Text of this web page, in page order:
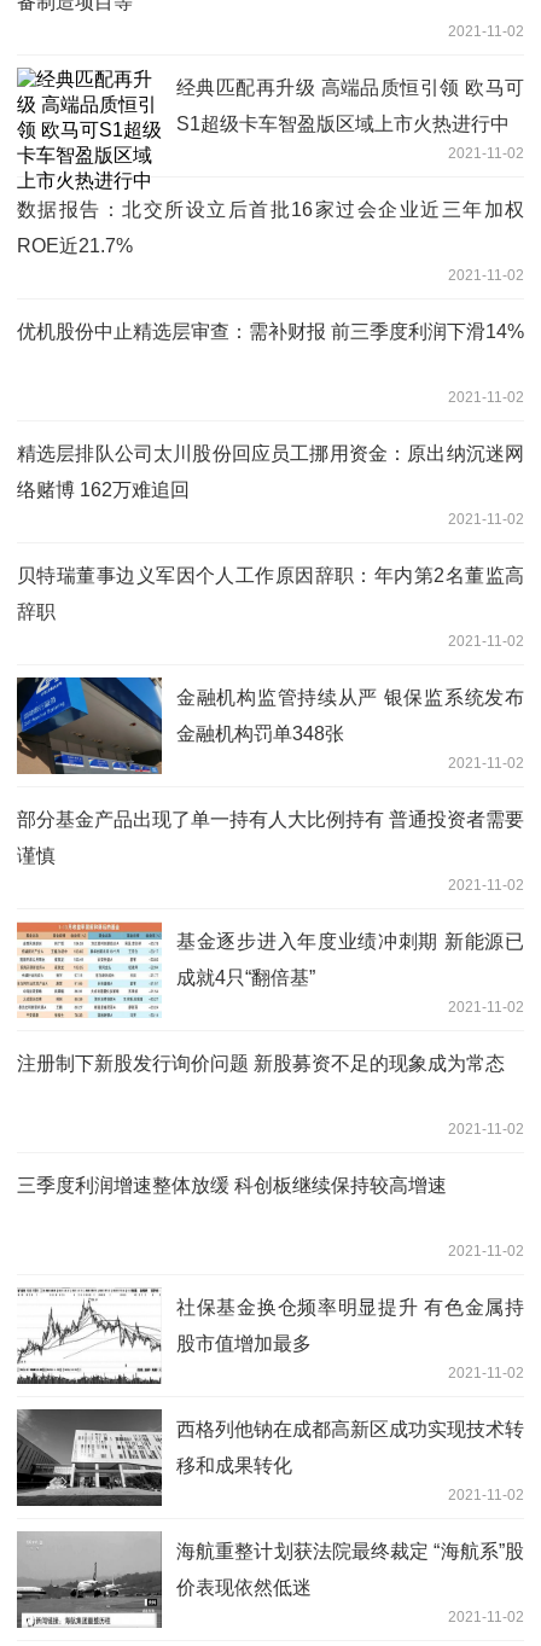
2021-11-02
经典匹配再升级 高端品质恒引领 欧马可
S1超级卡车智盈版区域上市火热进行中
2021-11-02
数据报告：北交所设立后首批16家过会企业近三年加权
ROE近21.7%
2021-11-02
优机股份中止精选层审查：需补财报 前三季度利润下滑14%
2021-11-02
精选层排队公司太川股份回应员工挪用资金：原出纳沉迷网
络赌博 162万难追回
2021-11-02
贝特瑞董事边义军因个人工作原因辞职：年内第2名董监高
辞职
2021-11-02
金融机构监管持续从严 银保监系统发布
金融机构罚单348张
2021-11-02
部分基金产品出现了单一持有人大比例持有 普通投资者需要
谨慎
2021-11-02
基金逐步进入年度业绩冲刺期 新能源已
成就4只“翻倍基”
2021-11-02
注册制下新股发行询价问题 新股募资不足的现象成为常态
2021-11-02
三季度利润增速整体放缓 科创板继续保持较高增速
2021-11-02
社保基金换仓频率明显提升 有色金属持
股市值增加最多
2021-11-02
西格列他钠在成都高新区成功实现技术转
移和成果转化
2021-11-02
海航重整计划获法院最终裁定 “海航系”股
价表现依然低迷
2021-11-02